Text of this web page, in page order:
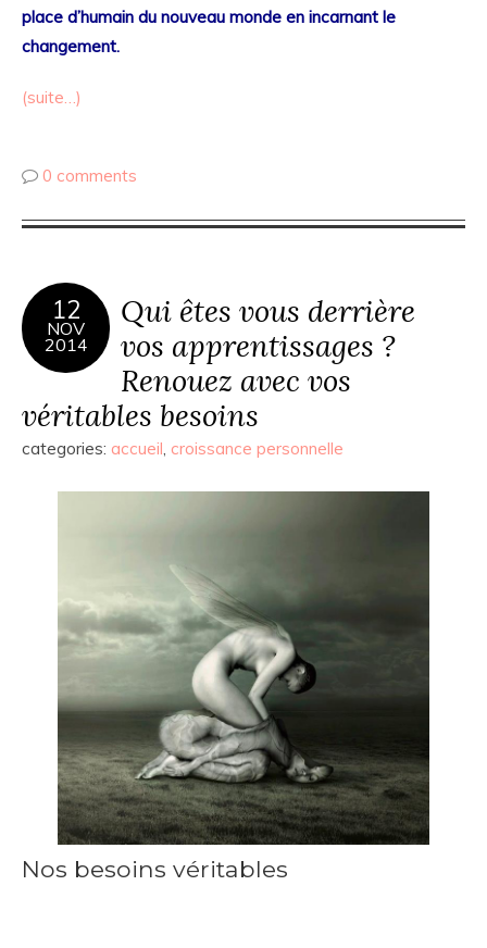
place d’humain du nouveau monde en incarnant le
changement.
(suite…)
0 comments
12
NOV
2014
Qui êtes vous derrière
vos apprentissages ?
Renouez avec vos
véritables besoins
categories: accueil, croissance personnelle
Nos besoins véritables